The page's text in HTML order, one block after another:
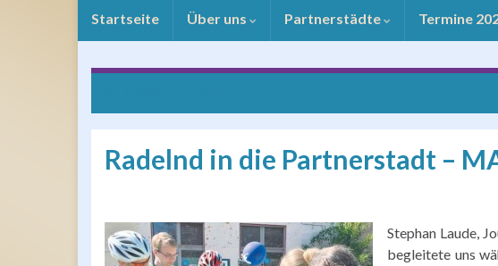
Startseite Über uns Partnerstädte Termine
Radelnd in die Partnerstadt –
Stephan Laude,
begleitete uns